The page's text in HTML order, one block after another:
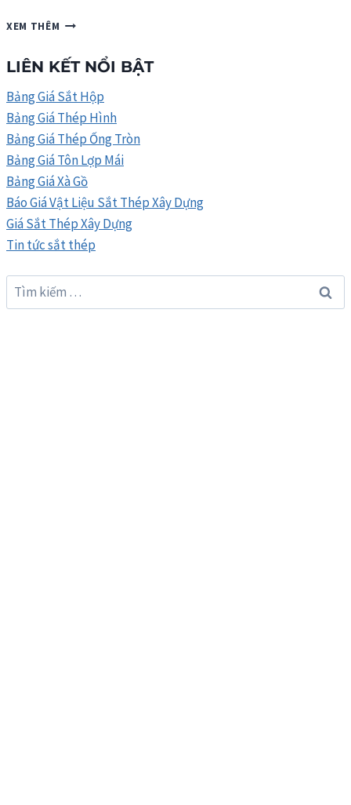
XEM THÊM BẢNG
THÉP
HÒA
PHÁT
THÁNG
8/2026
LIÊN KẾT NỔI BẬT
Bảng Giá Sắt Hộp
Bảng Giá Thép Hình
Bảng Giá Thép Ống Tròn
Bảng Giá Tôn Lợp Mái
Bảng Giá Xà Gồ
Báo Giá Vật Liệu Sắt Thép Xây Dựng
Giá Sắt Thép Xây Dựng
Tin tức sắt thép
Tìm
kiếm